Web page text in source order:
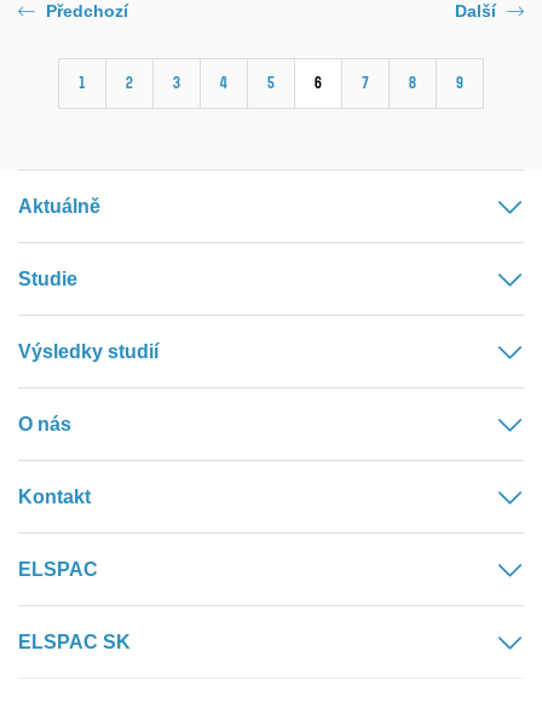
Předchozí
1 2 3 4 5 6 7 8 9
Další
Aktuálně
Studie
Výsledky studií
O nás
Kontakt
ELSPAC
ELSPAC SK